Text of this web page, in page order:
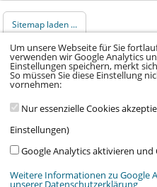
Sitemap laden ...
© 2026 Klinikum Würzburg Mitte
Impressum• Datenschutz•
Um unsere Webseite für Sie
verwenden wir Google Analytics
Einstellungen speichern, merkt
So müssen Sie diese Einstellung
vornehmen:
Nur essenzielle Cookies
Einstellungen)
Google Analytics aktivieren und
Weitere Informationen zu Google